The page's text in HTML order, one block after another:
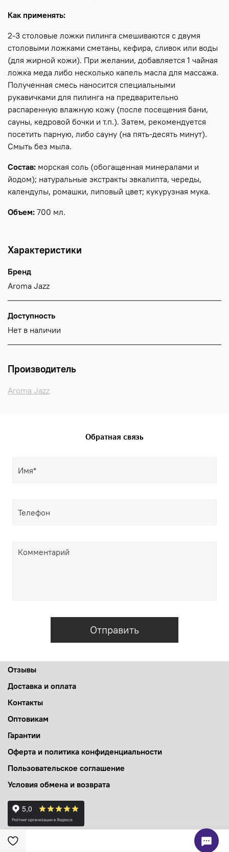
Как применять:
2-3 столовые ложки пилинга смешиваются с двумя
столовыми ложками сметаны, кефира, сливок или воды
(для жирной кожи). При желании, добавляется 1 чайная
ложка меда либо несколько капель масла для массажа.
Полученная смесь наносится специальными
рукавичками для пилинга на предварительно
распаренную влажную кожу (после посещения бани,
сауны, кедровой бочки и т.п.). Затем, рекомендуется
посетить парную, либо сауну (на пять-десять минут).
Смыть без мыла.
Состав: морская соль (обогащенная минералами и
йодом); натуральные экстракты эвкалипта, череды,
календулы, ромашки, липовый цвет; кукурузная мука.
Объем: 700 мл.
Характеристики
Бренд
Aroma Jazz
Доступность
Нет в наличии
Производитель
Aroma Jazz
Обратная связь
Отправить
Отзывы
Доставка и оплата
Контакты
Оптовикам
Гарантии
Оферта и политика конфиденциальности
Пользовательское соглашение
Условия обмена и возврата